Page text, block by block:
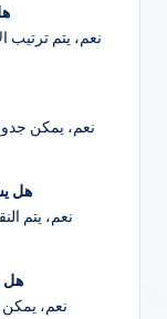
نعم، يتم ترتيب
نعم، يمكن
48.
نعم، يتم
49.
نعم،